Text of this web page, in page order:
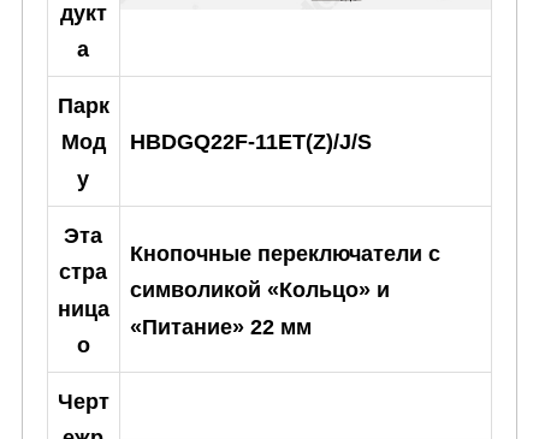
дукт
а
Парк
Мод
у
HBDGQ22F-11ET(Z)/J/S
Эта
стра
ница
о
Кнопочные переключатели с
символикой «Кольцо» и
«Питание» 22 мм
Черт